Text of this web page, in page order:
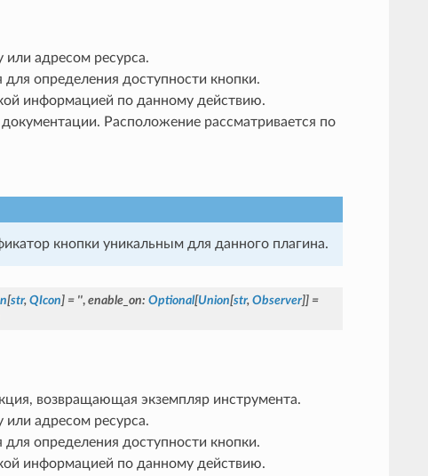
адресом ресурса.
определения доступности кнопки.
информацией по данному действию.
Расположение рассматривается по
кнопки уникальным для данного плагина.
[str, QIcon] = '', enable_on: Optional[Union[str, Observer]] =
возвращающая экземпляр инструмента.
адресом ресурса.
определения доступности кнопки.
информацией по данному действию.